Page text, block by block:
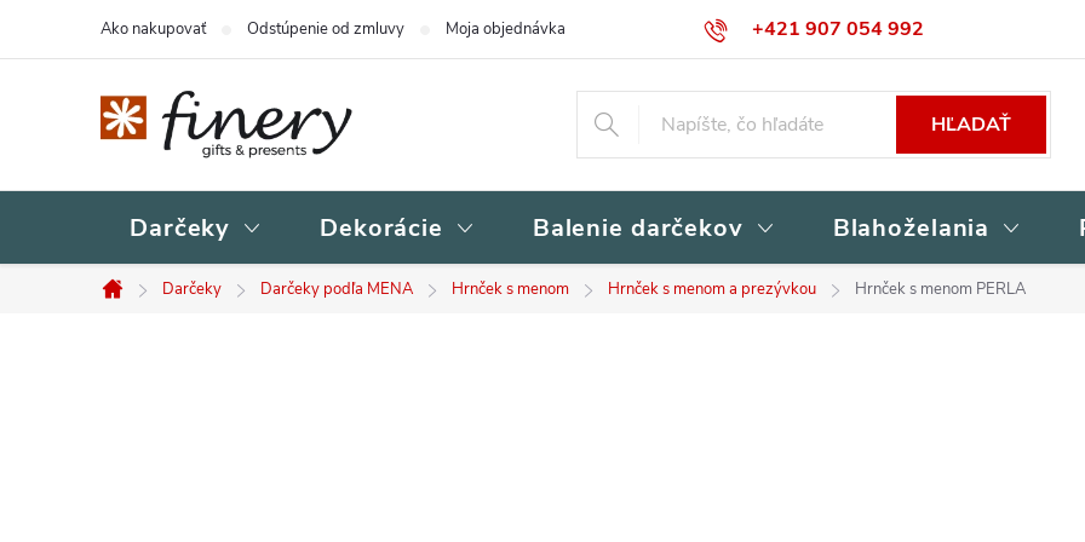
+421 907 054 992
Ako nakupovať Odstúpenie od zmluvy Moja objednávka Obchodné podmienky Podmienky ochrany
HĽADAŤ
Darčeky Dekorácie Balenie darčekov Blahoželania
Domov
Darčeky Darčeky podľa MENA Hrnček s menom Hrnček s menom a prezývkou Hrnček s menom PERLA